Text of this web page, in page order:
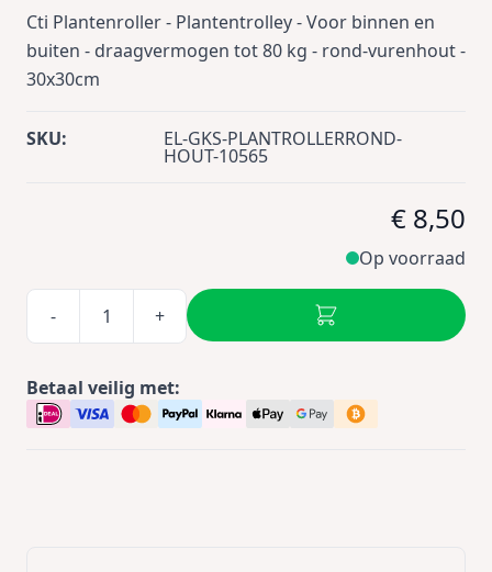
Cti Plantenroller - Plantentrolley - Voor binnen en
buiten - draagvermogen tot 80 kg - rond-vurenhout -
30x30cm
SKU: EL-GKS-PLANTROLLERROND-
HOUT-10565
€ 8,50
Op voorraad
- +
Betaal veilig met: